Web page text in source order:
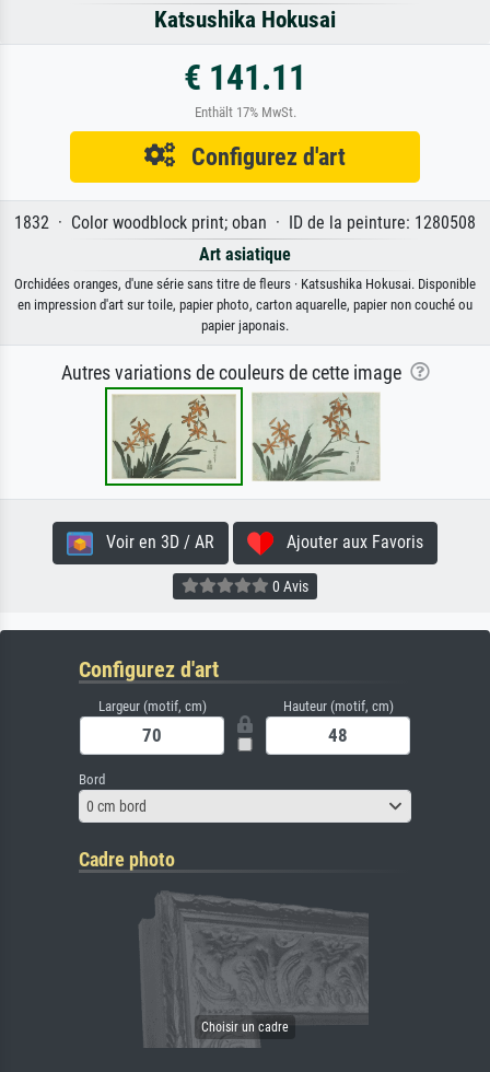
Katsushika Hokusai
€ 141.11
Enthält 17% MwSt.
Configurez d'art
1832 · Color woodblock print; oban · ID de la peinture: 1280508
Art asiatique
Orchidées oranges, d'une série sans titre de fleurs · Katsushika Hokusai. Disponible
en impression d'art sur toile, papier photo, carton aquarelle, papier non couché ou
papier japonais.
Autres variations de couleurs de cette image
Voir en 3D / AR Ajouter aux Favoris
0 Avis
Configurez d'art
Largeur (motif, cm) Hauteur (motif, cm)
Bord
0 cm bord
Cadre photo